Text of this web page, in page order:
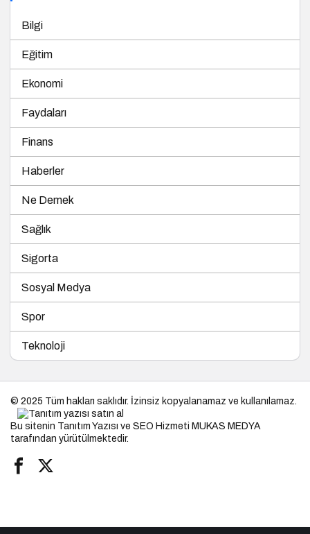
Bilgi
Eğitim
Ekonomi
Faydaları
Finans
Haberler
Ne Demek
Sağlık
Sigorta
Sosyal Medya
Spor
Teknoloji
© 2025 Tüm hakları saklıdır. İzinsiz kopyalanamaz ve kullanılamaz.
Bu sitenin Tanıtım Yazısı ve SEO Hizmeti MUKAS MEDYA
tarafından yürütülmektedir.